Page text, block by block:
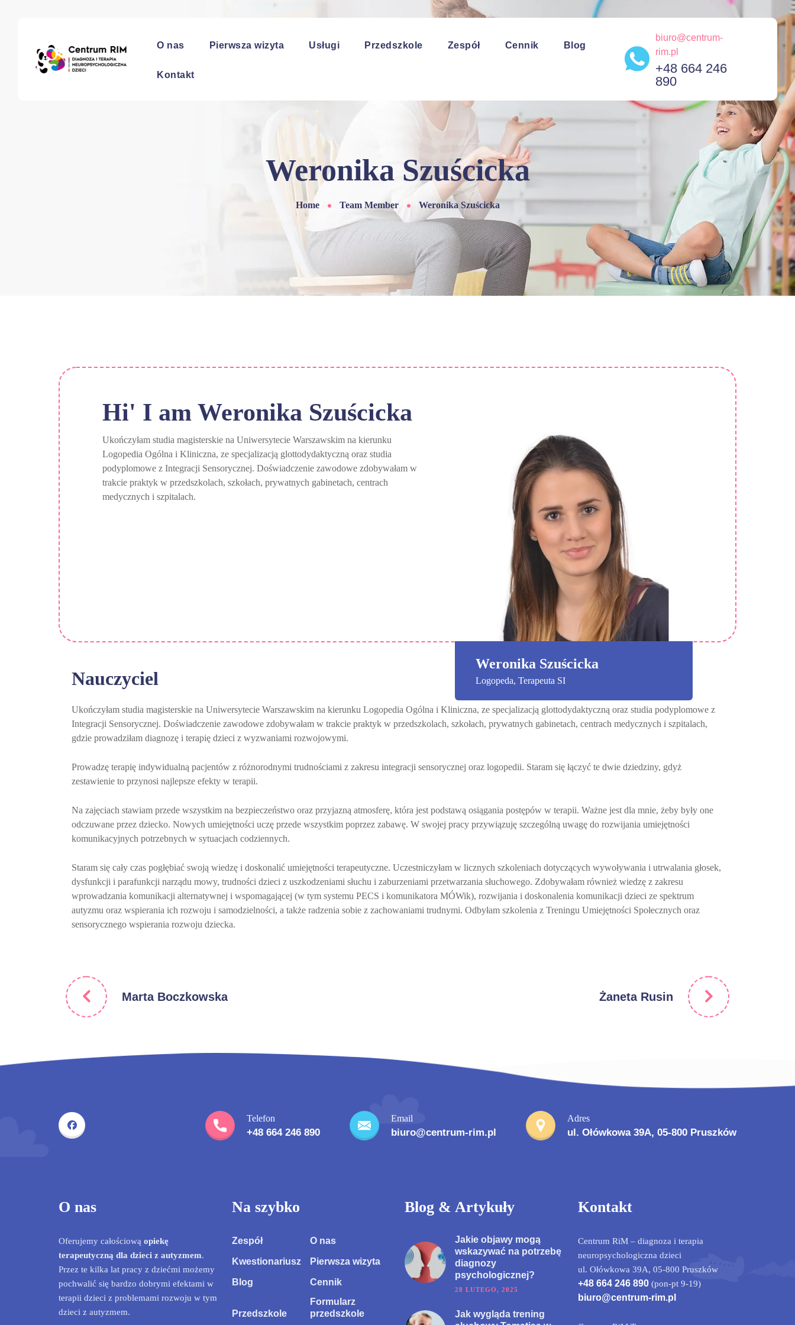
O nas Pierwsza wizyta Usługi Przedszkole Zespół Cennik Blog
Kontakt
biuro@centrum-
rim.pl
+48 664 246
890
Weronika Szuścicka
Home Team Member Weronika Szuścicka
Hi' I am Weronika Szuścicka
Ukończyłam studia magisterskie na Uniwersytecie Warszawskim na kierunku
Logopedia Ogólna i Kliniczna, ze specjalizacją glottodydaktyczną oraz studia
podyplomowe z Integracji Sensorycznej. Doświadczenie zawodowe zdobywałam w
trakcie praktyk w przedszkolach, szkołach, prywatnych gabinetach, centrach
medycznych i szpitalach.
Weronika Szuścicka
Logopeda, Terapeuta SI
Nauczyciel
Ukończyłam studia magisterskie na Uniwersytecie Warszawskim na kierunku Logopedia Ogólna i Kliniczna, ze specjalizacją glottodydaktyczną oraz studia podyplomowe z
Integracji Sensorycznej. Doświadczenie zawodowe zdobywałam w trakcie praktyk w przedszkolach, szkołach, prywatnych gabinetach, centrach medycznych i szpitalach,
gdzie prowadziłam diagnozę i terapię dzieci z wyzwaniami rozwojowymi.
Prowadzę terapię indywidualną pacjentów z różnorodnymi trudnościami z zakresu integracji sensorycznej oraz logopedii. Staram się łączyć te dwie dziedziny, gdyż
zestawienie to przynosi najlepsze efekty w terapii.
Na zajęciach stawiam przede wszystkim na bezpieczeństwo oraz przyjazną atmosferę, która jest podstawą osiągania postępów w terapii. Ważne jest dla mnie, żeby były one
odczuwane przez dziecko. Nowych umiejętności uczę przede wszystkim poprzez zabawę. W swojej pracy przywiązuję szczególną uwagę do rozwijania umiejętności
komunikacyjnych potrzebnych w sytuacjach codziennych.
Staram się cały czas pogłębiać swoją wiedzę i doskonalić umiejętności terapeutyczne. Uczestniczyłam w licznych szkoleniach dotyczących wywoływania i utrwalania głosek,
dysfunkcji i parafunkcji narządu mowy, trudności dzieci z uszkodzeniami słuchu i zaburzeniami przetwarzania słuchowego. Zdobywałam również wiedzę z zakresu
wprowadzania komunikacji alternatywnej i wspomagającej (w tym systemu PECS i komunikatora MÓWik), rozwijania i doskonalenia komunikacji dzieci ze spektrum
autyzmu oraz wspierania ich rozwoju i samodzielności, a także radzenia sobie z zachowaniami trudnymi. Odbyłam szkolenia z Treningu Umiejętności Społecznych oraz
sensorycznego wspierania rozwoju dziecka.
Marta Boczkowska Żaneta Rusin
Telefon
+48 664 246 890
Email
biuro@centrum-rim.pl
Adres
ul. Ołówkowa 39A, 05-800 Pruszków
O nas
Oferujemy całościową opiekę
terapeutyczną dla dzieci z autyzmem.
Przez te kilka lat pracy z dziećmi możemy
pochwalić się bardzo dobrymi efektami w
terapii dzieci z problemami rozwoju w tym
dzieci z autyzmem.
Na szybko
Zespół O nas
Kwestionariusz Pierwsza wizyta
Blog Cennik
Przedszkole
Formularz
przedszkole
Blog & Artykuły
Jakie objawy mogą
wskazywać na potrzebę
diagnozy
psychologicznej?
28 LUTEGO, 2025
Jak wygląda trening
Kontakt
Centrum RiM – diagnoza i terapia
neuropsychologiczna dzieci
ul. Ołówkowa 39A, 05-800 Pruszków
+48 664 246 890(pon-pt 9-19)
biuro@centrum-rim.pl